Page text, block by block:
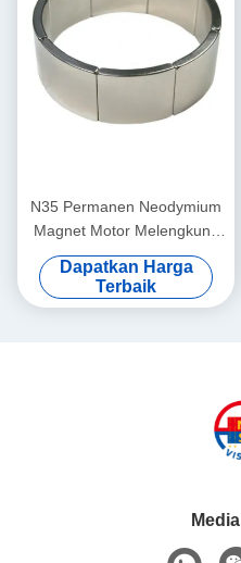
N35 Permanen Neodymium
Magnet Motor Melengkung
Busur Magnet Segmen
Langka Bumi
Dapatkan Harga
Terbaik